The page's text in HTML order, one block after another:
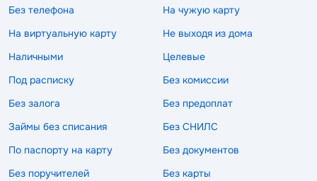
Без телефона
На чужую карту
На виртуальную карту
Не выходя из дома
Наличными
Целевые
Под расписку
Без комиссии
Без залога
Без предоплат
Займы без списания
Без СНИЛС
По паспорту на карту
Без документов
Без поручителей
Без карты